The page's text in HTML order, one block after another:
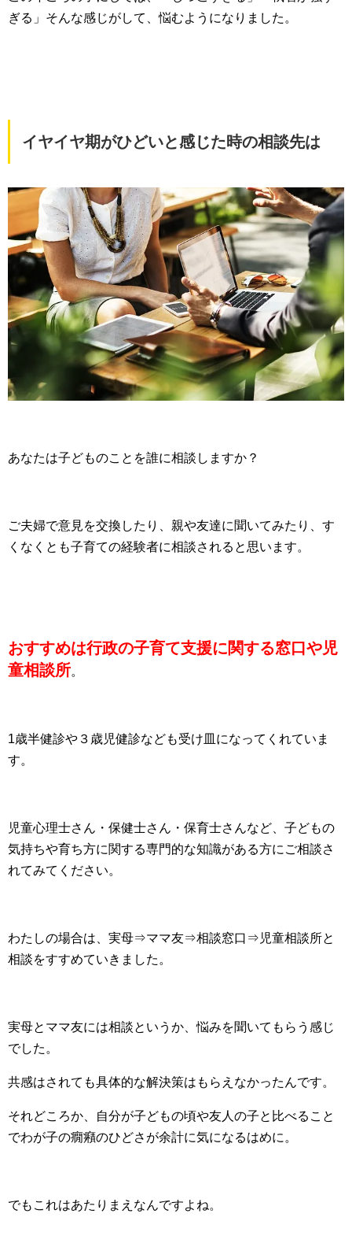
ぎる」そんな感じがして、悩むようになりました。
イヤイヤ期がひどいと感じた時の相談先は
あなたは子どものことを誰に相談しますか？
ご夫婦で意見を交換したり、親や友達に聞いてみたり、す
くなくとも子育ての経験者に相談されると思います。
おすすめは行政の子育て支援に関する窓口や児
童相談所。
1歳半健診や３歳児健診なども受け皿になってくれていま
す。
児童心理士さん・保健士さん・保育士さんなど、子どもの
気持ちや育ち方に関する専門的な知識がある方にご相談さ
れてみてください。
わたしの場合は、実母⇒ママ友⇒相談窓口⇒児童相談所と
相談をすすめていきました。
実母とママ友には相談というか、悩みを聞いてもらう感じ
でした。
共感はされても具体的な解決策はもらえなかったんです。
それどころか、自分が子どもの頃や友人の子と比べること
でわが子の癇癪のひどさが余計に気になるはめに。
でもこれはあたりまえなんですよね。